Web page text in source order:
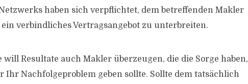
haben sich verpflichtet, dem betreffenden Makler
ein verbindliches Vertragsangebot zu unterbreiten.
Resultate auch Makler überzeugen, die die Sorge haben,
Ihr Nachfolgeproblem geben sollte. Sollte dem tatsächlich